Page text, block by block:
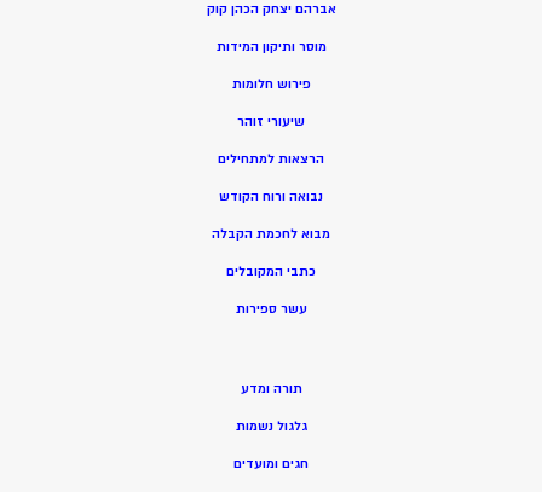
אברהם יצחק הכהן קוק
מוסר ותיקון המידות
פירוש חלומות
שיעורי זוהר
הרצאות למתחילים
נבואה ורוח הקודש
מבוא לחכמת הקבלה
כתבי המקובלים
עשר ספירות
תורה ומדע
גלגול נשמות
חגים ומועדים